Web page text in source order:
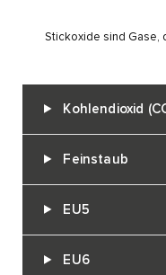
Stickoxide sind Gase,
Kohlendioxid
Feinstaub
EU5
EU6